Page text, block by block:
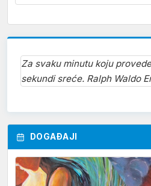
Za svaku minutu koju
sekundi sreće. Ralph Waldo
DOGAĐAJI